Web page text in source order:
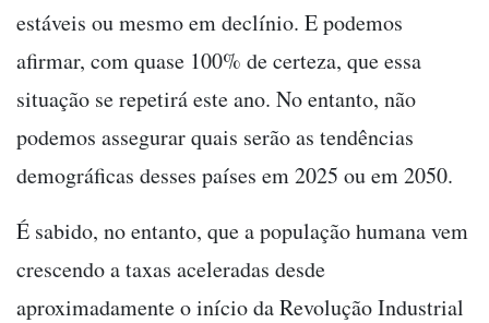
estáveis ou mesmo em declínio. E podemos
afirmar, com quase 100% de certeza, que essa
situação se repetirá este ano. No entanto, não
podemos assegurar quais serão as tendências
demográficas desses países em 2025 ou em 2050.
É sabido, no entanto, que a população humana vem
crescendo a taxas aceleradas desde
aproximadamente o início da Revolução Industrial